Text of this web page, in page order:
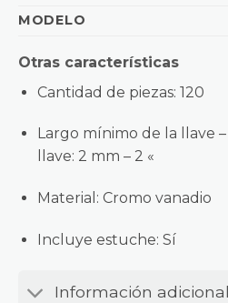
MODELO
Otras características
Cantidad de piezas: 120
Largo mínimo de la llave
llave: 2 mm – 2 «
Material : Cromo vanadio
Incluye estuche: Sí
Información adicional